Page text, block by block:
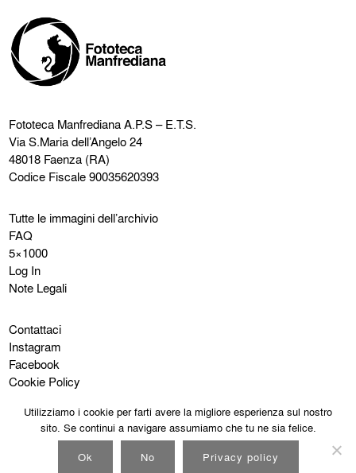
Fototeca ManfredianaA.P.S – E.T.S.
Via S.Maria dell’Angelo 24
48018 Faenza (RA)
Codice Fiscale 90035620393
Tutte le immagini dell’archivio
FAQ
5×1000
Log In
Note Legali
Contattaci
Instagram
Facebook
Cookie Policy
Utilizziamo i cookie per farti avere la migliore esperienza sul nostro
sito. Se continui a navigare assumiamo che tu ne sia felice.
Ok
No Privacy policy